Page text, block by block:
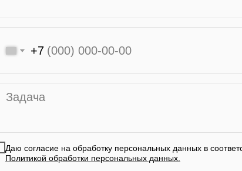
+7
Даю согласие на обработку персональных данных в
Политикой обработки персональных данных.